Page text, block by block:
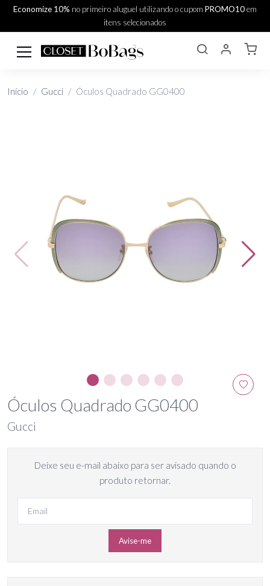
Economize 10% no primeiro aluguel utilizando o cupom PROMO10em
itens selecionados
Início Gucci Óculos Quadrado GG0400
Óculos Quadrado GG0400
Gucci
Deixe seu e-mail abaixo para ser avisado quando o
produto retornar.
Avise-me